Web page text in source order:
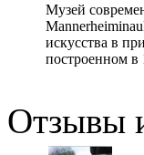
Музей
искусства в
построенном в
Отзывы